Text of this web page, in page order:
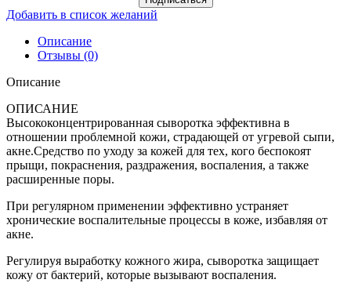
Добавить в список желаний
Описание
Отзывы (0)
Описание
ОПИСАНИЕ
Высококонцентрированная сыворотка эффективна в
отношении проблемной кожи, страдающей от угревой сыпи,
акне.Средство по уходу за кожей для тех, кого беспокоят
прыщи, покраснения, раздражения, воспаления, а также
расширенные поры.
При регулярном применении эффективно устраняет
хронические воспалительные процессы в коже, избавляя от
акне.
Регулируя выработку кожного жира, сыворотка защищает
кожу от бактерий, которые вызывают воспаления.